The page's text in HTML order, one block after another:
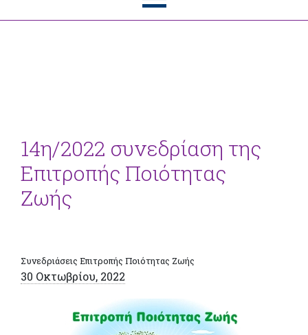
14η/2022 συνεδρίαση της
Επιτροπής Ποιότητας
Ζωής
Συνεδριάσεις Επιτροπής Ποιότητας Ζωής
30 Οκτωβρίου, 2022